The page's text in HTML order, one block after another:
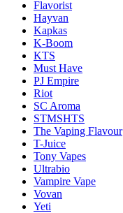
Flavorist
Hayvan
Kapkas
K-Boom
KTS
Must Have
PJ Empire
Riot
SC Aroma
STMSHTS
The Vaping Flavour
T-Juice
Tony Vapes
Ultrabio
Vampire Vape
Vovan
Yeti